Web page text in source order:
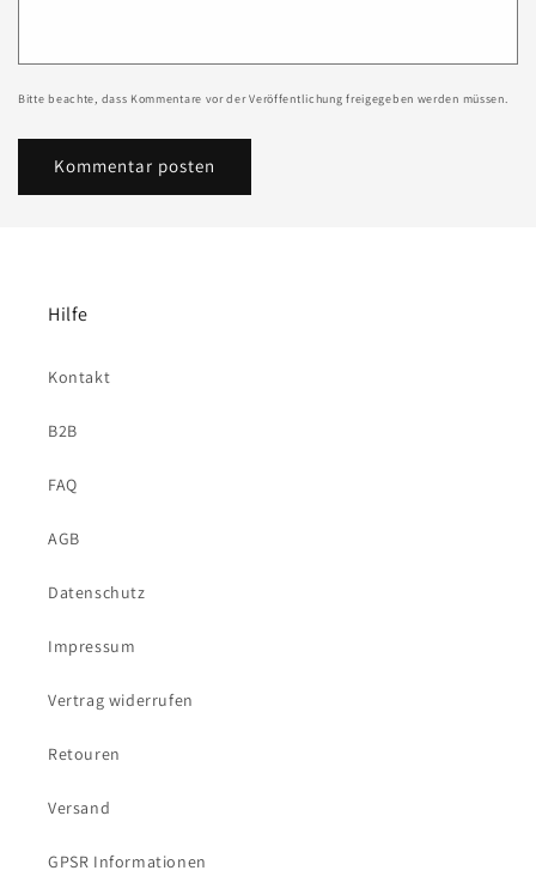
Bitte beachte, dass Kommentare vor der Veröffentlichung freigegeben werden müssen.
Hilfe
Kontakt
B2B
FAQ
AGB
Datenschutz
Impressum
Vertrag widerrufen
Retouren
Versand
GPSR Informationen